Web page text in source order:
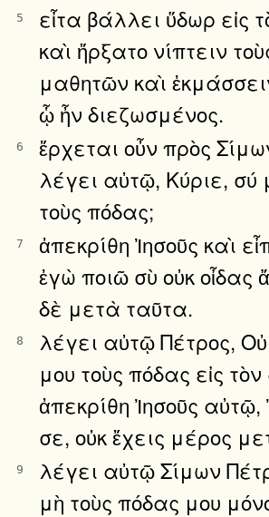
5
εἶτα βάλλει ὕδωρ εἰς
καὶ ἤρξατο νίπτειν
μαθητῶν καὶ
ᾧ ἦν διεζωσμένος.
6
ἔρχεται οὖν πρὸς
λέγει αὐτῷ, Κύριε, σύ
τοὺς πόδας;
7
ἀπεκρίθη Ἰησοῦς καὶ
ἐγὼ ποιῶ σὺ οὐκ οἶδας
δὲ μετὰ ταῦτα.
8
λέγει αὐτῷ Πέτρος,
μου τοὺς πόδας εἰς
ἀπεκρίθη Ἰησοῦς
σε, οὐκ ἔχεις μέρος
9
λέγει αὐτῷ Σίμων
μὴ τοὺς πόδας μου